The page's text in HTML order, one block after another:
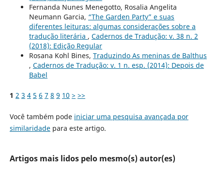
Fernanda Nunes Menegotto, Rosalia Angelita
Neumann Garcia, “The Garden Party” e suas
diferentes leituras: algumas considerações sobre a
tradução literária , Cadernos de Tradução: v. 38 n. 2
(2018): Edição Regular
Rosana Kohl Bines, Traduzindo As meninas de Balthus
, Cadernos de Tradução: v. 1 n. esp. (2014): Depois de
Babel
1 2 3 4 5 6 7 8 9 10 > >>
Você também pode iniciar uma pesquisa avançada por
similaridadepara este artigo.
Artigos mais lidos pelo mesmo(s) autor(es)